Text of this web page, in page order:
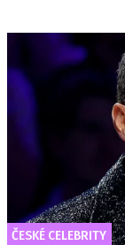
ČESKÉ CELEBRITY